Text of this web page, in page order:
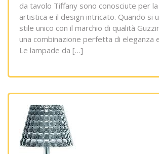
da tavolo Tiffany sono conosciute per
artistica e il design intricato. Quando si
stile unico con il marchio di qualità
una combinazione perfetta di eleganza
Le lampade da […]